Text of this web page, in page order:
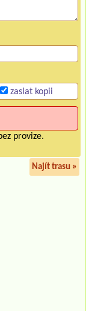
zaslat kopii
provize.
Najít trasu »